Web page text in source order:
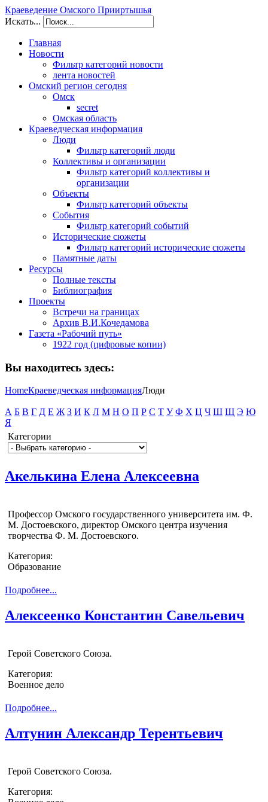
Краеведение Омского Прииртышья
Искать...
Главная
Новости
Фильтр категорий новости
лента новостей
Омский регион сегодня
Омск
secret
Омская область
Краеведческая информация
Люди
Фильтр категорий люди
Коллективы и организации
Фильтр категорий коллективы и
организации
Объекты
Фильтр категорий объекты
События
Фильтр категорий событий
Исторические сюжеты
Фильтр категорий исторические сюжеты
Памятные даты
Ресурсы
Полные тексты
Библиография
Проекты
Встречи на границах
Архив В.И.Кочедамова
Газета «Рабочий путь»
1922 год (цифровые копии)
Вы находитесь здесь:
HomeКраеведческая информацияЛюди
А Б В Г Д Е Ж З И К Л М Н О П Р С Т У Ф Х Ц Ч Ш Щ Э Ю
Я
Категории
Акелькина Елена Алексеевна
Профессор Омского государственного университета им. Ф.
М. Достоевского, директор Омского центра изучения
творчества Ф. М. Достоевского.
Категория:
Образование
Подробнее...
Алексеенко Константин Савельевич
Герой Советского Союза.
Категория:
Военное дело
Подробнее...
Алтунин Александр Терентьевич
Герой Советского Союза.
Категория: